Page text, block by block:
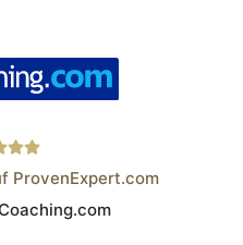
GmbH
ProvenExpert.com